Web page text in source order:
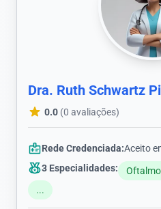
Dra. Ruth Schwartz
0.0 (0 avaliações)
Rede Credenciada:Aceito
3 Especialidades:
...